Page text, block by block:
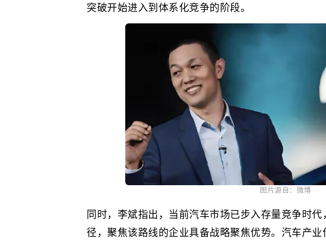
突破开始进入到体系化竞争的阶段。
图片源自：微博
同时，李斌指出，当前汽车市场已步入存量竞争时
径，聚焦该路线的企业具备战略聚焦优势。汽车产